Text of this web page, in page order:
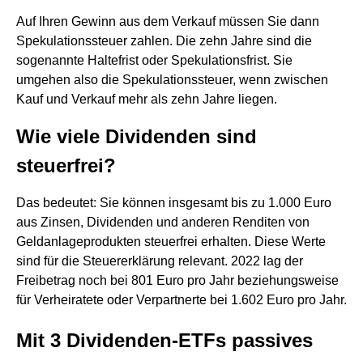
Auf Ihren Gewinn aus dem Verkauf müssen Sie dann
Spekulationssteuer zahlen. Die zehn Jahre sind die
sogenannte Haltefrist oder Spekulationsfrist. Sie
umgehen also die Spekulationssteuer, wenn zwischen
Kauf und Verkauf mehr als zehn Jahre liegen.
Wie viele Dividenden sind
steuerfrei?
Das bedeutet: Sie können insgesamt bis zu 1.000 Euro
aus Zinsen, Dividenden und anderen Renditen von
Geldanlageprodukten steuerfrei erhalten. Diese Werte
sind für die Steuererklärung relevant. 2022 lag der
Freibetrag noch bei 801 Euro pro Jahr beziehungsweise
für Verheiratete oder Verpartnerte bei 1.602 Euro pro Jahr.
Mit 3 Dividenden-ETFs passives